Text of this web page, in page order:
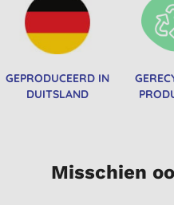
GEPRODUCEERD IN
DUITSLAND
Misschien